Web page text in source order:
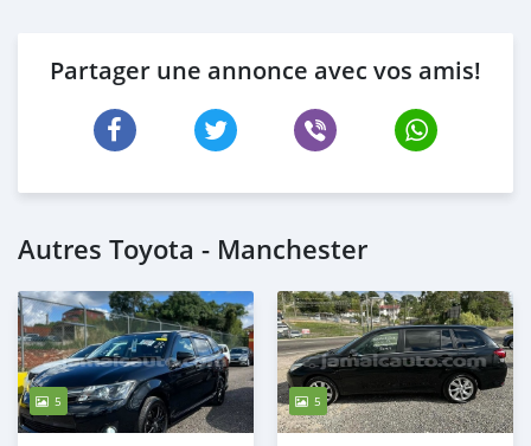
Partager une annonce avec vos amis!
Autres Toyota - Manchester
5 5